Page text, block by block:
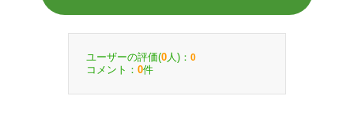
ユーザーの評価(0 人)： 0
コメント： 0件